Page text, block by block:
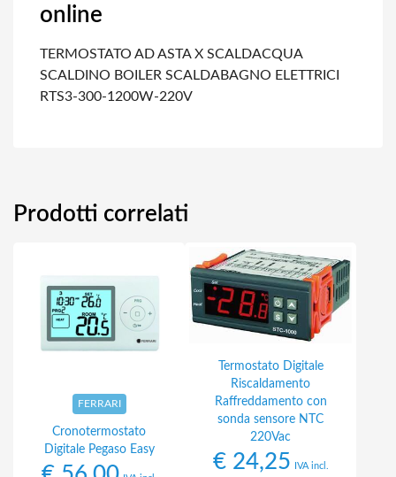
online
TERMOSTATO AD ASTA X SCALDACQUA
SCALDINO BOILER SCALDABAGNO ELETTRICI
RTS3-300-1200W-220V
Prodotti correlati
FERRARI
Cronotermostato
Digitale Pegaso Easy
Termostato Digitale
Riscaldamento
Raffreddamento con
sonda sensore NTC
220Vac
€24,25 IVA incl.